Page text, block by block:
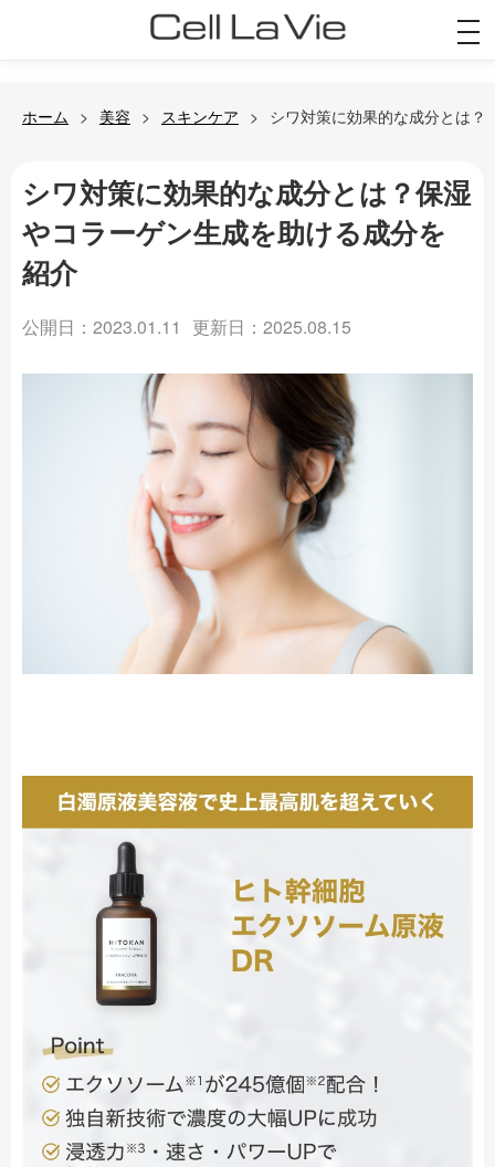
ホーム 美容 スキンケア シワ対策に効果的な成分とは
シワ対策に効果的な成分とは？保湿
やコラーゲン生成を助ける成分を
紹介
公開日：2023.01.11 更新日：2025.08.15